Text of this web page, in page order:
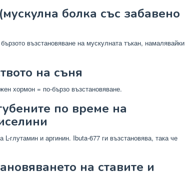
болка със забавено
възстановяване на мускулната тъкан, намалявайки
на съня
хормон = по-бързо възстановяване.
по време на
L-глутамин и аргинин. Ibuta-677 ги възстановява, така че
на ставите и